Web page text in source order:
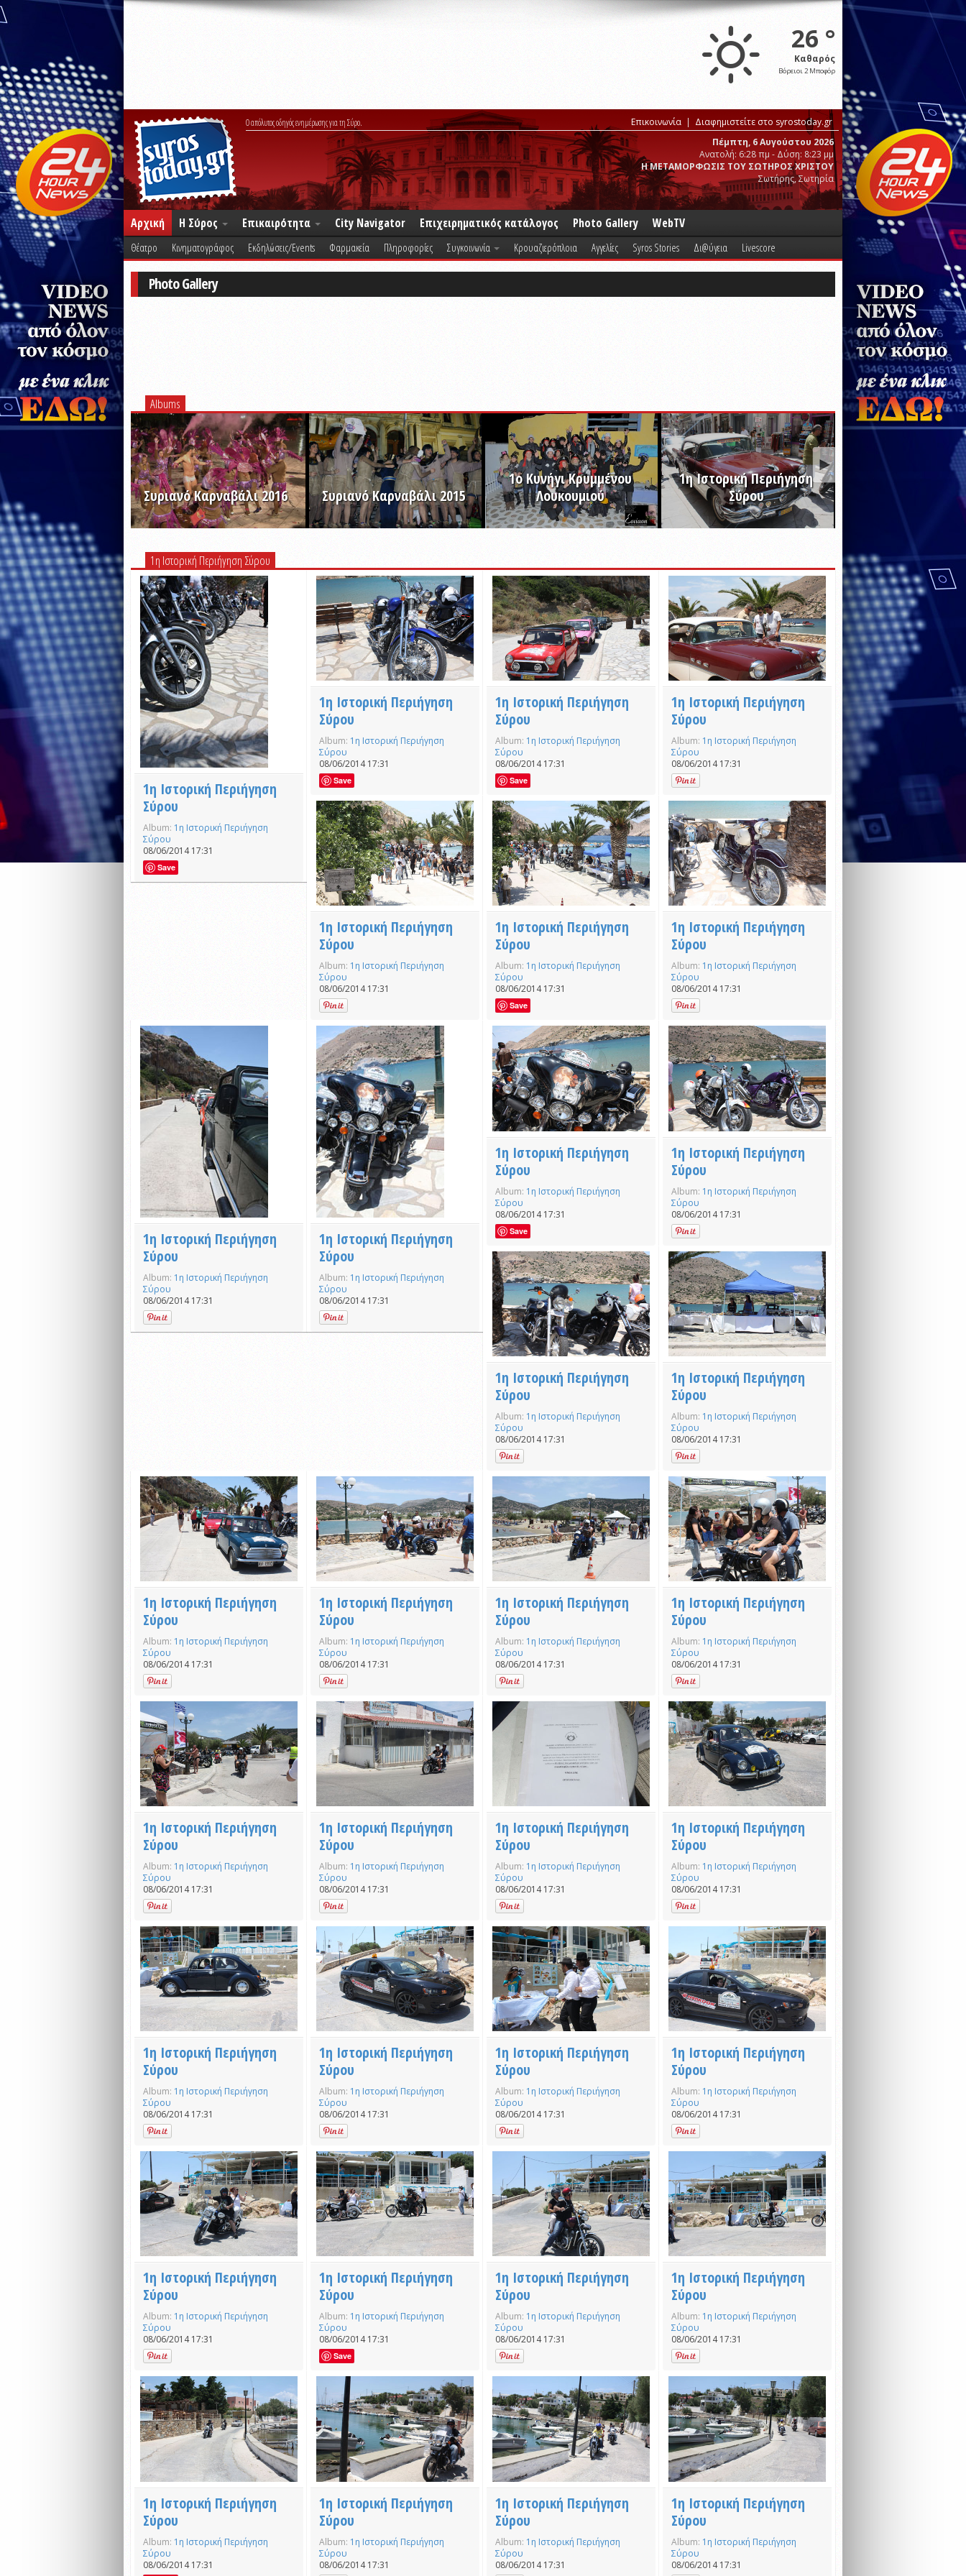
26 °
Καθαρός
Βόρειοι 2 Μποφόρ
Ο απόλυτος οδηγός ενημέρωσης για τη Σύρο. Επικοινωνία
Διαφημιστείτε στο syrostoday.gr
Πέμπτη, 6 Αυγούστου 2026
Ανατολή: 6:28 πμ - Δύση: 8:23 μμ
Η ΜΕΤΑΜΟΡΦΩΣΙΣ ΤΟΥ ΣΩΤΗΡΟΣ ΧΡΙΣΤΟΥ
Σωτήρης, Σωτηρία
Αρχική Η Σύρος Επικαιρότητα City Navigator Επιχειρηματικός κατάλογος Photo Gallery WebTV
Θέατρο Κινηματογράφος Εκδηλώσεις/Events Φαρμακεία Πληροφορίες Συγκοινωνία Κρουαζιερόπλοια Αγγελίες Syros Stories Δι@ύγεια Livescore
Photo Gallery
Albums
Συριανό Καρναβάλι 2016
ΠΡΟΒΟΛΗ ALBUM
Συριανό Καρναβάλι 2015
ΠΡΟΒΟΛΗ ALBUM
1ο Κυνήγι Κρυμμένου
Λουκουμιού
ΠΡΟΒΟΛΗ ALBUM
1η Ιστορική Περιήγηση
Σύρου
ΠΡΟΒΟΛΗ ALBUM
Συριανό
ΠΡΟΒΟΛΗ ALBUM
1η Ιστορική Περιήγηση Σύρου
1η Ιστορική Περιήγηση
Σύρου
Album: 1η Ιστορική Περιήγηση
Σύρου
08/06/2014 17:31
Save
1η Ιστορική Περιήγηση
Σύρου
Album: 1η Ιστορική Περιήγηση
Σύρου
08/06/2014 17:31
Save
1η Ιστορική Περιήγηση
Σύρου
Album: 1η Ιστορική Περιήγηση
Σύρου
08/06/2014 17:31
Save
1η Ιστορική Περιήγηση
Σύρου
Album: 1η Ιστορική Περιήγηση
Σύρου
08/06/2014 17:31
1η Ιστορική Περιήγηση
Σύρου
Album: 1η Ιστορική Περιήγηση
Σύρου
08/06/2014 17:31
1η Ιστορική Περιήγηση
Σύρου
Album: 1η Ιστορική Περιήγηση
Σύρου
08/06/2014 17:31
Save
1η Ιστορική Περιήγηση
Σύρου
Album: 1η Ιστορική Περιήγηση
Σύρου
08/06/2014 17:31
1η Ιστορική Περιήγηση
Σύρου
Album: 1η Ιστορική Περιήγηση
Σύρου
08/06/2014 17:31
1η Ιστορική Περιήγηση
Σύρου
Album: 1η Ιστορική Περιήγηση
Σύρου
08/06/2014 17:31
1η Ιστορική Περιήγηση
Σύρου
Album: 1η Ιστορική Περιήγηση
Σύρου
08/06/2014 17:31
Save
1η Ιστορική Περιήγηση
Σύρου
Album: 1η Ιστορική Περιήγηση
Σύρου
08/06/2014 17:31
1η Ιστορική Περιήγηση
Σύρου
Album: 1η Ιστορική Περιήγηση
Σύρου
08/06/2014 17:31
1η Ιστορική Περιήγηση
Σύρου
Album: 1η Ιστορική Περιήγηση
Σύρου
08/06/2014 17:31
1η Ιστορική Περιήγηση
Σύρου
Album: 1η Ιστορική Περιήγηση
Σύρου
08/06/2014 17:31
1η Ιστορική Περιήγηση
Σύρου
Album: 1η Ιστορική Περιήγηση
Σύρου
08/06/2014 17:31
1η Ιστορική Περιήγηση
Σύρου
Album: 1η Ιστορική Περιήγηση
Σύρου
08/06/2014 17:31
1η Ιστορική Περιήγηση
Σύρου
Album: 1η Ιστορική Περιήγηση
Σύρου
08/06/2014 17:31
1η Ιστορική Περιήγηση
Σύρου
Album: 1η Ιστορική Περιήγηση
Σύρου
08/06/2014 17:31
1η Ιστορική Περιήγηση
Σύρου
Album: 1η Ιστορική Περιήγηση
Σύρου
08/06/2014 17:31
1η Ιστορική Περιήγηση
Σύρου
Album: 1η Ιστορική Περιήγηση
Σύρου
08/06/2014 17:31
1η Ιστορική Περιήγηση
Σύρου
Album: 1η Ιστορική Περιήγηση
Σύρου
08/06/2014 17:31
1η Ιστορική Περιήγηση
Σύρου
Album: 1η Ιστορική Περιήγηση
Σύρου
08/06/2014 17:31
1η Ιστορική Περιήγηση
Σύρου
Album: 1η Ιστορική Περιήγηση
Σύρου
08/06/2014 17:31
1η Ιστορική Περιήγηση
Σύρου
Album: 1η Ιστορική Περιήγηση
Σύρου
08/06/2014 17:31
1η Ιστορική Περιήγηση
Σύρου
Album: 1η Ιστορική Περιήγηση
Σύρου
08/06/2014 17:31
1η Ιστορική Περιήγηση
Σύρου
Album: 1η Ιστορική Περιήγηση
Σύρου
08/06/2014 17:31
1η Ιστορική Περιήγηση
Σύρου
Album: 1η Ιστορική Περιήγηση
Σύρου
08/06/2014 17:31
Save
1η Ιστορική Περιήγηση
Σύρου
Album: 1η Ιστορική Περιήγηση
Σύρου
08/06/2014 17:31
1η Ιστορική Περιήγηση
Σύρου
Album: 1η Ιστορική Περιήγηση
Σύρου
08/06/2014 17:31
1η Ιστορική Περιήγηση
Σύρου
Album: 1η Ιστορική Περιήγηση
Σύρου
08/06/2014 17:31
1η Ιστορική Περιήγηση
Σύρου
Album: 1η Ιστορική Περιήγηση
Σύρου
08/06/2014 17:31
1η Ιστορική Περιήγηση
Σύρου
Album: 1η Ιστορική Περιήγηση
Σύρου
08/06/2014 17:31
1η Ιστορική Περιήγηση
Σύρου
Album: 1η Ιστορική Περιήγηση
Σύρου
08/06/2014 17:31